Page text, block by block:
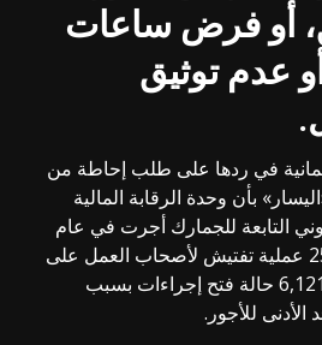
أو فرض ساعات
عدم توثيق
.
في ردها على طلب إحاطة من
بأن وحدة الرقابة المالية
التابعة للجمارك أجرت في عام
2025 ما مجموعه 25,765 عملية تفتيش لأصحاب العمل على
مستوى ألمانيا، وتم في 6,121 حالة فتح إجراءات بسبب
الأدنى للأجور.